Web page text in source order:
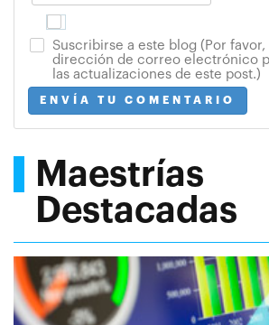
Suscribirse a este blog (Por
dirección de correo electrónico
las actualizaciones de este post.)
ENVÍA TU COMENTARIO
Maestrías
Destacadas